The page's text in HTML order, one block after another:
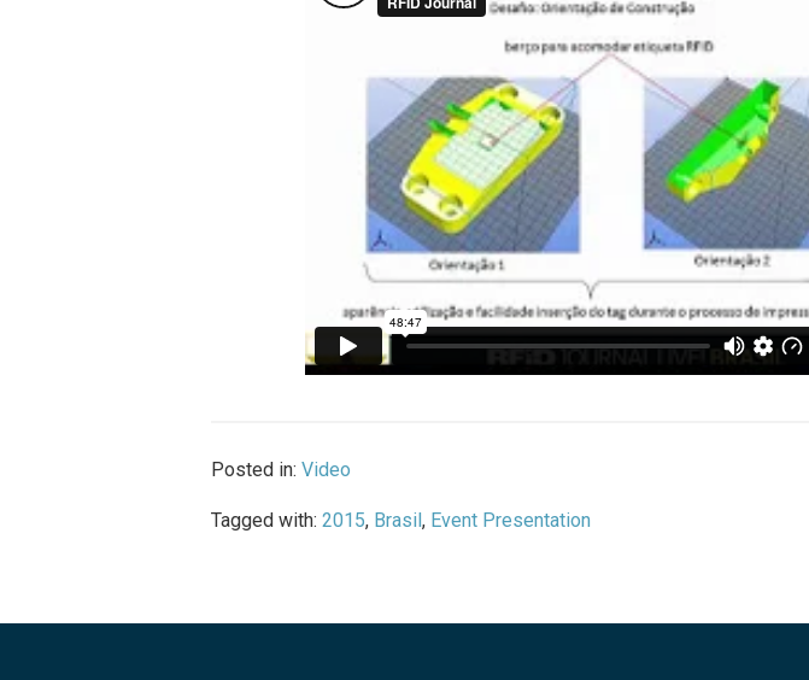
Posted in: Video
Tagged with: 2015, Brasil, Event Presentation